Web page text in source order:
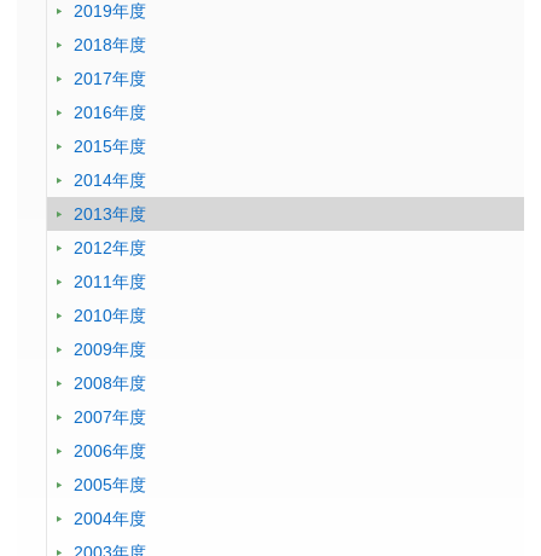
2019年度
2018年度
2017年度
2016年度
2015年度
2014年度
2013年度
2012年度
2011年度
2010年度
2009年度
2008年度
2007年度
2006年度
2005年度
2004年度